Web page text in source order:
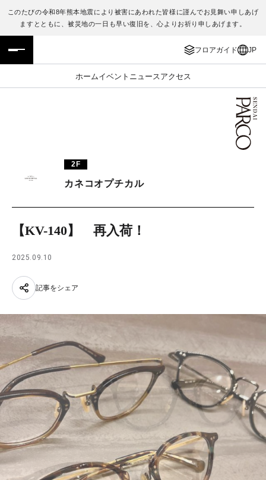
このたびの令和8年熊本地震により被害にあわれた皆様に謹んでお見舞い申しあげ
ますとともに、被災地の一日も早い復旧を、心よりお祈り申しあげます。
フロアガイド JP
ホームイベント ニュース アクセス
フロアガイド
施設案内・アクセス
TAX FREE
ENGLISH
繁体字
日本語
2F
カネコオプチカル
【KV-140】 再入荷！
2025.09.10
記事をシェア